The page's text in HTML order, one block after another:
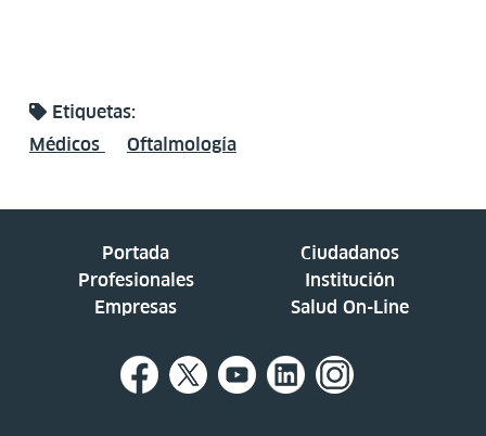
Etiquetas:
Médicos
Oftalmología
Portada
Ciudadanos
Profesionales
Institución
Empresas
Salud On-Line